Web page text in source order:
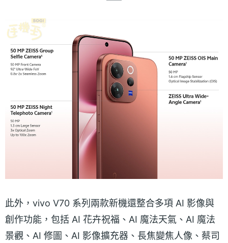
此外，vivo V70 系列兩款新機還整合多項 AI 影像與
創作功能，包括 AI 花卉祝福、AI 魔法天氣、AI 魔法
景觀、AI 修圖、AI 影像擴充器、長焦變焦人像、蔡司